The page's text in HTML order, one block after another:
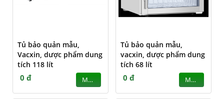
Tủ bảo quản mẫu,
Vacxin, dược phẩm dung
tích 118 lít
0 đ MUA
Tủ bảo quản mẫu,
vacxin, dược phẩm dung
tích 68 lít
0 đ MUA